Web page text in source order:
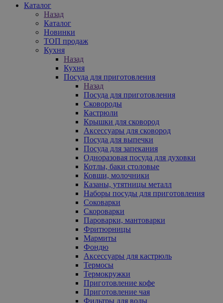
Каталог
Назад
Каталог
Новинки
ТОП продаж
Кухня
Назад
Кухня
Посуда для приготовления
Назад
Посуда для приготовления
Сковороды
Кастрюли
Крышки для сковород
Аксессуары для сковород
Посуда для выпечки
Посуда для запекания
Одноразовая посуда для духовки
Котлы, баки столовые
Ковши, молочники
Казаны, утятницы металл
Наборы посуды для приготовления
Соковарки
Скороварки
Пароварки, мантоварки
Фритюрницы
Мармиты
Фондю
Аксессуары для кастрюль
Термосы
Термокружки
Приготовление кофе
Приготовление чая
Фильтры для воды